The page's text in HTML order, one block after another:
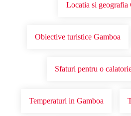
Locatia si geografia
Obiective turistice Gamboa
Sfaturi pentru o
Temperaturi in Gamboa